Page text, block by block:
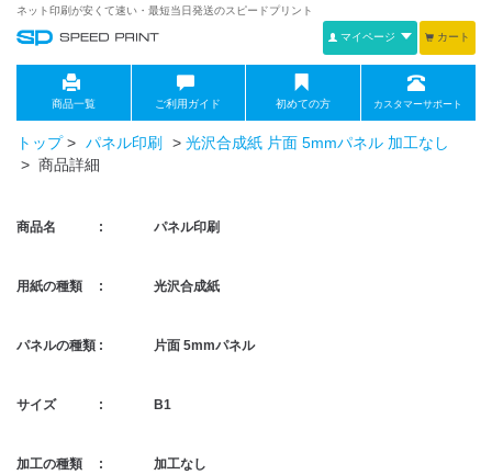
ネット印刷が安くて速い・最短当日発送のスピードプリント
マイページ カート
商品一覧 ご利用ガイド 初めての方 カスタマーサポート
トップ> パネル印刷 > 光沢合成紙 片面 5mmパネル 加工なし
> 商品詳細
商品名 : パネル印刷
用紙の種類 : 光沢合成紙
パネルの種類 : 片面 5mmパネル
サイズ : B1
加工の種類 : 加工なし